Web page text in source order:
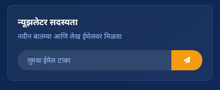
न्यूझलेटर सदस्यता
नवीन बातम्या आणि लेख ईमेलवर मिळवा